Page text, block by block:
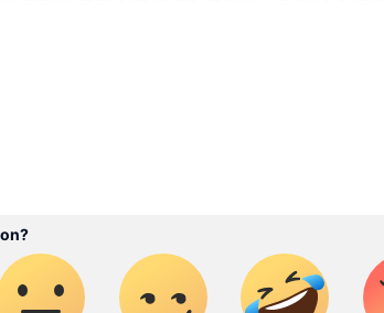
பெத்த தாயாக
தப்புன்னா